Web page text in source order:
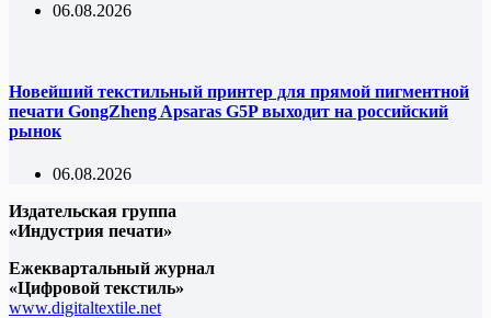
06.08.2026
Новейший текстильный принтер для прямой пигментной
печати GongZheng Apsaras G5P выходит на российский
рынок
06.08.2026
Издательская группа
«Индустрия печати»
Ежеквартальный журнал
«Цифровой текстиль»
www.digitaltextile.net